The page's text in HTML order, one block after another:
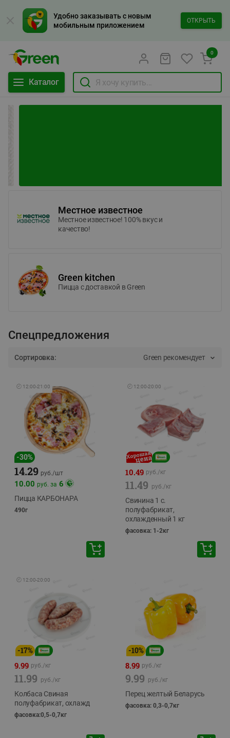
Удобно заказывать с новым
мобильным приложением
ОТКРЫТЬ
Каталог
0
Местное известное
Местное известное! 100% вкус и
качество!
Green kitchen
Пицца c доставкой в Green
Спецпредложения
Сортировка: Green рекомендует
🕘 12:00-21:00
-30%
14.29 руб./шт
10.00 руб. за 6
Пицца КАРБОНАРА
490г
🕘 12:00-20:00
10.49 руб./кг
11.49 руб./кг
Свинина 1 с.
полуфабрикат,
охлажденный 1 кг
фасовка: 1-2кг
🕘 12:00-20:00
-17%
9.99 руб./кг
11.99 руб./кг
Колбаса Свиная
полуфабрикат, охлажд
фасовка:0,5-0,7кг
-10%
8.99 руб./кг
9.99 руб./кг
Перец желтый Беларусь
фасовка: 0,3-0,7кг